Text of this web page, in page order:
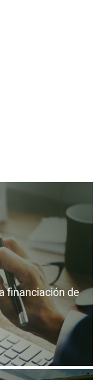
financiación de